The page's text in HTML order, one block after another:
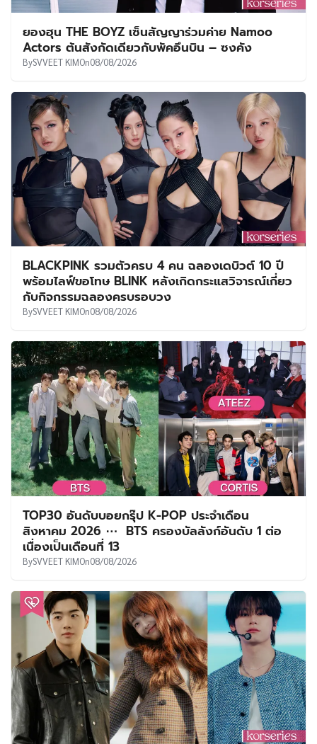
ยองฮุน THE BOYZ เซ็นสัญญาร่วมค่าย Namoo
Actors ต้นสังกัดเดียวกับพัคอึนบิน – ซงคัง
BySVVEET KIMOn08/08/2026
BLACKPINK รวมตัวครบ 4 คน ฉลองเดบิวต์ 10 ปี
พร้อมไลฟ์ขอโทษ BLINK หลังเกิดกระแสวิจารณ์เกี่ยว
กับกิจกรรมฉลองครบรอบวง
BySVVEET KIMOn08/08/2026
TOP30 อันดับบอยกรุ๊ป K-POP ประจำเดือน
สิงหาคม 2026 ⋯ BTS ครองบัลลังก์อันดับ 1 ต่อ
เนื่องเป็นเดือนที่ 13
BySVVEET KIMOn08/08/2026